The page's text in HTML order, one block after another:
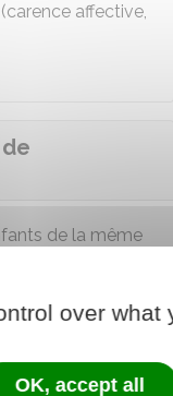
affective,
de la même
over what
OK, accept all